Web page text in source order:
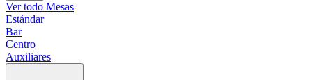
Ver todo Mesas
Estándar
Bar
Centro
Auxiliares